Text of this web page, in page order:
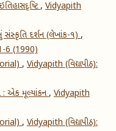
, Vidyapith
સંસ્કૃતિ દર્શન (લેખાંક-૧),
6 (1990)
, Vidyapith (વિદ્યાપીઠ):
: એક મૂલ્યાંકન, Vidyapith
, Vidyapith (વિદ્યાપીઠ):